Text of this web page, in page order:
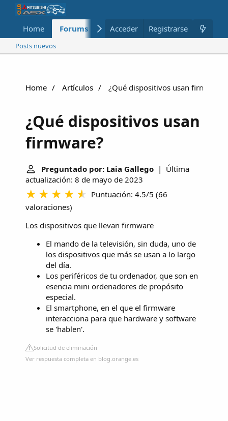
Home Forums Nuevo Miembros
Acceder Registrarse
Posts nuevos
Home Artículos ¿Qué dispositivos usan firmware?
¿Qué dispositivos usan
firmware?
Preguntado por: Laia Gallego | Última
actualización: 8 de mayo de 2023
Puntuación: 4.5/5 (66
valoraciones)
Los dispositivos que llevan firmware
El mando de la televisión, sin duda, uno de
los dispositivos que más se usan a lo largo
del día.
Los periféricos de tu ordenador, que son en
esencia mini ordenadores de propósito
especial.
El smartphone, en el que el firmware
interacciona para que hardware y software
se 'hablen'.
Solicitud de eliminación
Ver respuesta completa en blog.orange.es